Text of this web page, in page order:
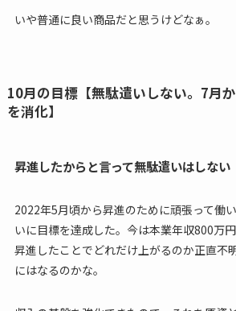
いや普通に良い商品だと思うけどなぁ。
10月の目標【無駄遣いしない。7月
を消化】
昇進したからと言って無駄遣いはしない
2022年5月頃から昇進のために頑張って働
いに目標を達成した。今は本業年収800万円
昇進したことでどれだけ上がるのか正直不
にはなるのかな。